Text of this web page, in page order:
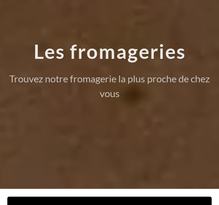
Les fromageries
Trouvez notre fromagerie la plus proche de chez
vous